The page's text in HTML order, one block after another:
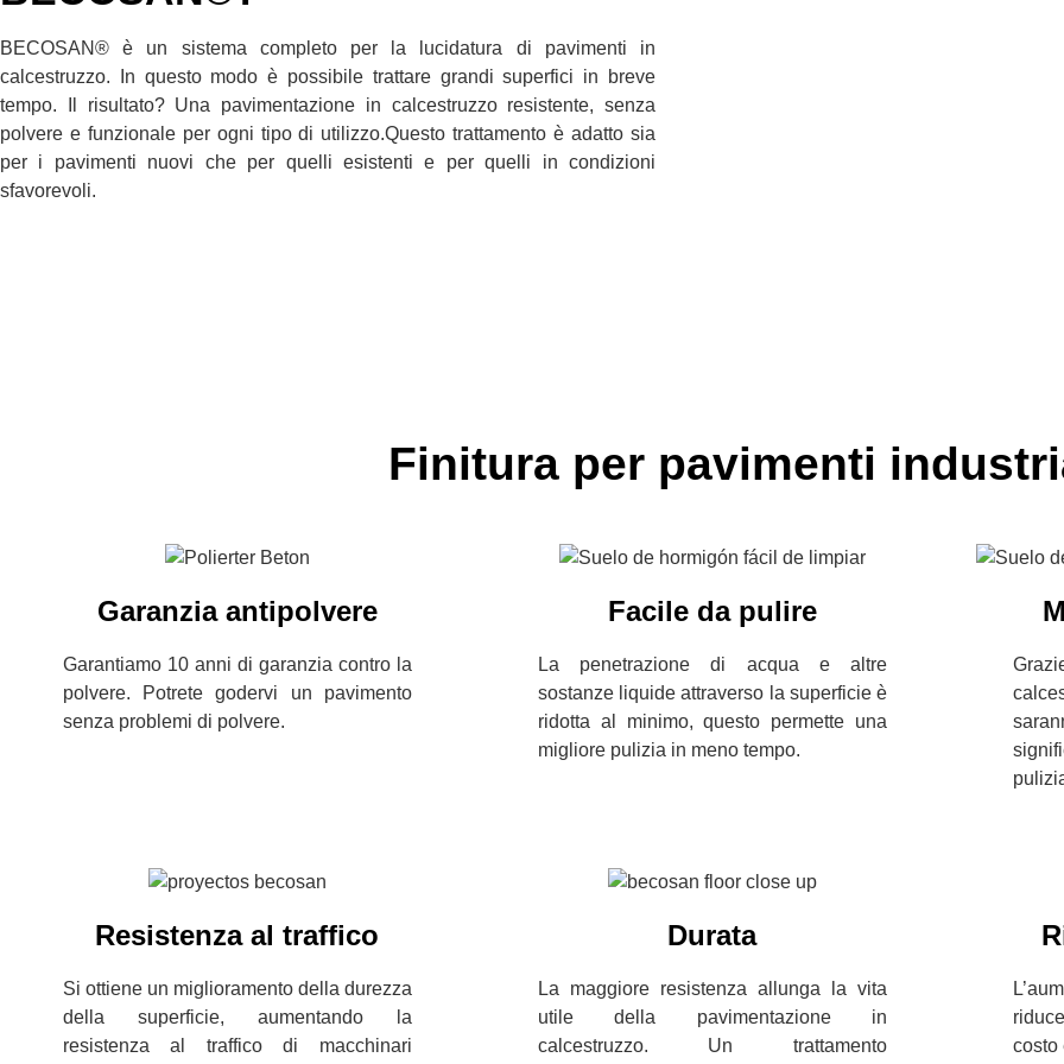
BECOSAN® è un sistema completo per la lucidatura di pavimenti in
calcestruzzo. In questo modo è possibile trattare grandi superfici in breve
tempo. Il risultato? Una pavimentazione in calcestruzzo resistente, senza
polvere e funzionale per ogni tipo di utilizzo.Questo trattamento è adatto sia
per i pavimenti nuovi che per quelli esistenti e per quelli in condizioni
sfavorevoli.
Finitura per pavimenti
Garanzia antipolvere
Garantiamo 10 anni di garanzia contro la
polvere. Potrete godervi un pavimento
senza problemi di polvere.
Facile da pulire
La penetrazione di acqua e altre
sostanze liquide attraverso la superficie è
ridotta al minimo, questo permette una
migliore pulizia in meno tempo.
Resistenza al traffico
Si ottiene un miglioramento della durezza
della superficie, aumentando la
resistenza al traffico di macchinari
Durata
La maggiore resistenza allunga la vita
utile della pavimentazione in
calcestruzzo. Un trattamento
costo